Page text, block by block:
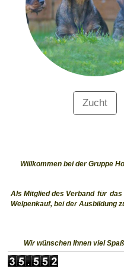
Zucht
Willkommen bei der Gruppe
Als Mitglied des Verband für das
Welpenkauf, bei der Ausbildung
Wir wünschen Ihnen viel